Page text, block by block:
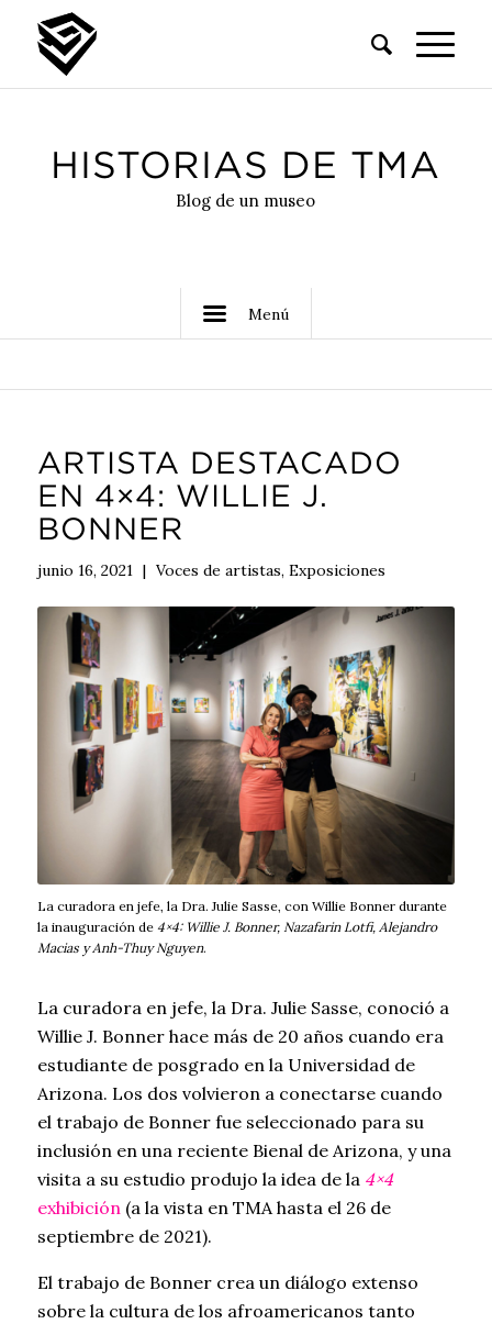
HISTORIAS DE TMA
Blog de un museo
Menú
ARTISTA DESTACADO
EN 4×4: WILLIE J.
BONNER
junio 16, 2021 | Voces de artistas, Exposiciones
La curadora en jefe, la Dra. Julie Sasse, con Willie Bonner durante
la inauguración de 4×4: Willie J. Bonner, Nazafarin Lotfi, Alejandro
Macias y Anh-Thuy Nguyen.
La curadora en jefe, la Dra. Julie Sasse, conoció a
Willie J. Bonner hace más de 20 años cuando era
estudiante de posgrado en la Universidad de
Arizona. Los dos volvieron a conectarse cuando
el trabajo de Bonner fue seleccionado para su
inclusión en una reciente Bienal de Arizona, y una
visita a su estudio produjo la idea de la 4×4
exhibición (a la vista en TMA hasta el 26 de
septiembre de 2021).
El trabajo de Bonner crea un diálogo extenso
sobre la cultura de los afroamericanos tanto